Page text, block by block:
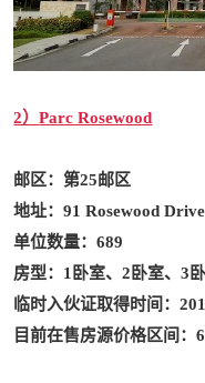
2）Parc Rosewood
邮区：第25邮区
地址：91 Rosewood Drive
单位数量：689
房型：1卧室、2卧室、3
临时入伙证取得时间：
目前在售房源价格区间：